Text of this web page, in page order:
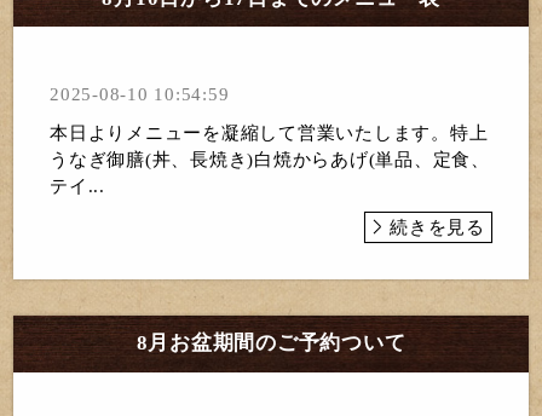
2025-08-10 10:54:59
本日よりメニューを凝縮して営業いたします。特上
うなぎ御膳(丼、長焼き)白焼からあげ(単品、定食、
テイ...
続きを見る
8月お盆期間のご予約ついて